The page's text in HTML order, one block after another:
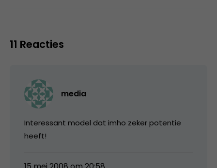
11 Reacties
media
Interessant model dat imho zeker potentie
heeft!